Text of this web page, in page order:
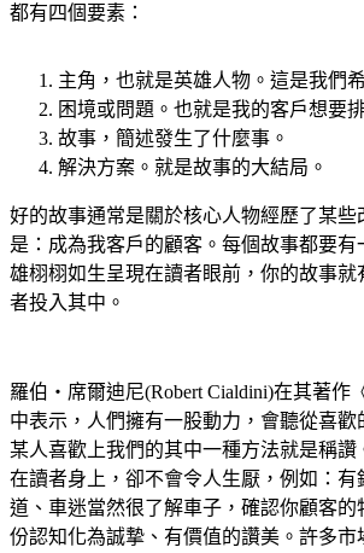
都有四個要素：
主角，也就是英雄人物。這是我們
困境或問題。也就是我的客戶想要
故事，簡述發生了什麼事。
解決方案。就是故事的大結局。
好的故事通常是關於核心人物經歷了某些
是：成為我客戶的顧客。每個故事都要
雄栩栩如生呈現在讀者眼前，你的故事就
者投入其中。
羅伯‧席爾迪尼(Robert Cialdini)在其著作
中表示，人們擁有一股動力，會聽從喜
某人喜歡上我們的其中一種方法就是稱讚
在讀者身上，卻不會令人生厭，例如：有
道、車迷當然很了解車子，確認你顧客的
份認知化為誠摯、有價值的讚美。許多市